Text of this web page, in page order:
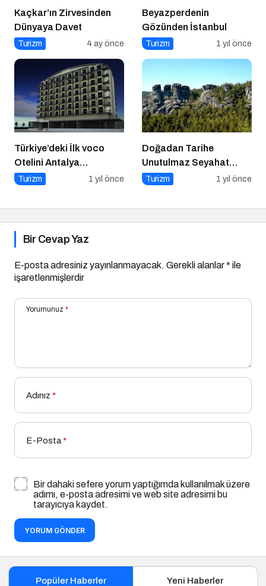
Kaçkar’ın Zirvesinden
Dünyaya Davet
Turizm 4 ay önce
Beyazperdenin
Gözünden İstanbul
Turizm 1 yıl önce
Türkiye’deki İlk voco
Otelini Antalya
Konyaaltı’nda Açıyor
Turizm 1 yıl önce
Doğadan Tarihe
Unutulmaz Seyahat
Önerileri
Turizm 1 yıl önce
Bir Cevap Yaz
E-posta adresiniz yayınlanmayacak. Gerekli alanlar* ile
işaretlenmişlerdir
Yorumunuz *
Adınız *
E-Posta*
Bir dahaki sefere yorum yaptığımda kullanılmak üzere
adımı, e-posta adresimi ve web site adresimi bu
tarayıcıya kaydet.
YORUM GÖNDER
Popüler Haberler Yeni Haberler